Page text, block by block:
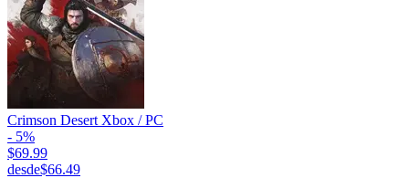
Crimson Desert Xbox / PC
- 5%
$69.99
desde$66.49